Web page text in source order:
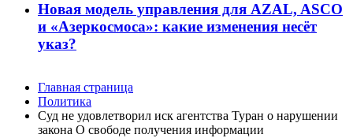
Новая модель управления для AZAL, ASCO
и «Азеркосмоса»: какие изменения несёт
указ?
Главная страница
Политика
Суд не удовлетворил иск агентства Туран о нарушении
закона О свободе получения информации